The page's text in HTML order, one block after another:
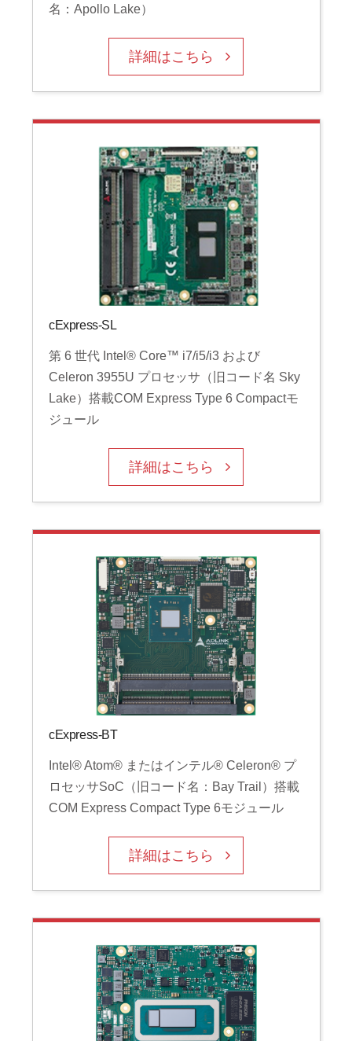
名：Apollo Lake）
詳細はこちら
cExpress-SL
第 6 世代 Intel® Core™ i7/i5/i3 および
Celeron 3955U プロセッサ（旧コード名 Sky
Lake）搭載COM Express Type 6 Compactモ
ジュール
詳細はこちら
cExpress-BT
Intel® Atom® またはインテル® Celeron® プ
ロセッサSoC（旧コード名：Bay Trail）搭載
COM Express Compact Type 6モジュール
詳細はこちら